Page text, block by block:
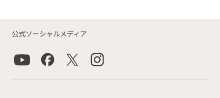
公式ソーシャルメディア